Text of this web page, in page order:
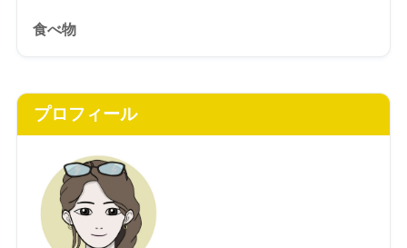
食べ物
プロフィール